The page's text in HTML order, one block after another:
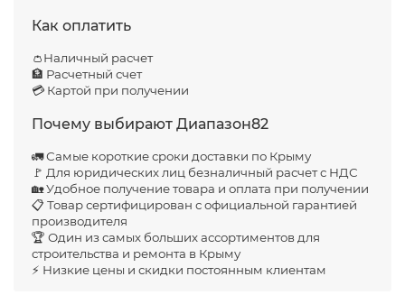
Как оплатить
👛Наличный расчет
🏦 Расчетный счет
💳 Картой при получении
Почему выбирают Диапазон82
🚛 Самые короткие сроки доставки по Крыму
🚩 Для юридических лиц безналичный расчет с НДС
🏡 Удобное получение товара и оплата при получении
📋 Товар сертифицирован с официальной гарантией
производителя
🏆 Один из самых больших ассортиментов для
строительства и ремонта в Крыму
⚡ Низкие цены и скидки постоянным клиентам